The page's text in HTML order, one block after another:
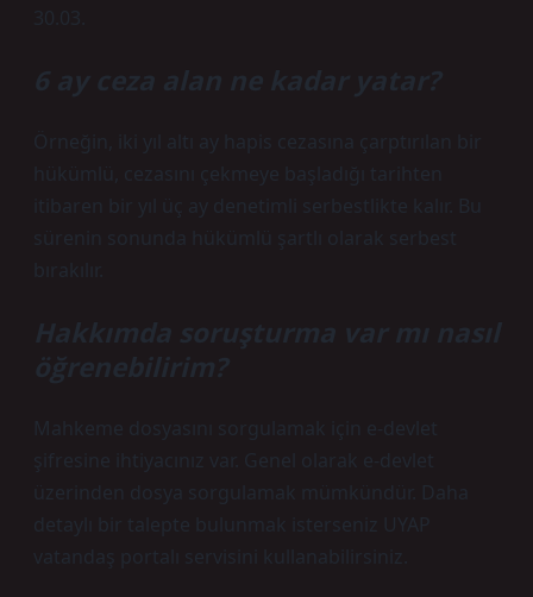
30.03.
6 ay ceza alan ne kadar yatar?
Örneğin, iki yıl altı ay hapis cezasına çarptırılan bir
hükümlü, cezasını çekmeye başladığı tarihten
itibaren bir yıl üç ay denetimli serbestlikte kalır. Bu
sürenin sonunda hükümlü şartlı olarak serbest
bırakılır.
Hakkımda soruşturma var mı nasıl
öğrenebilirim?
Mahkeme dosyasını sorgulamak için e-devlet
şifresine ihtiyacınız var. Genel olarak e-devlet
üzerinden dosya sorgulamak mümkündür. Daha
detaylı bir talepte bulunmak isterseniz UYAP
vatandaş portalı servisini kullanabilirsiniz.